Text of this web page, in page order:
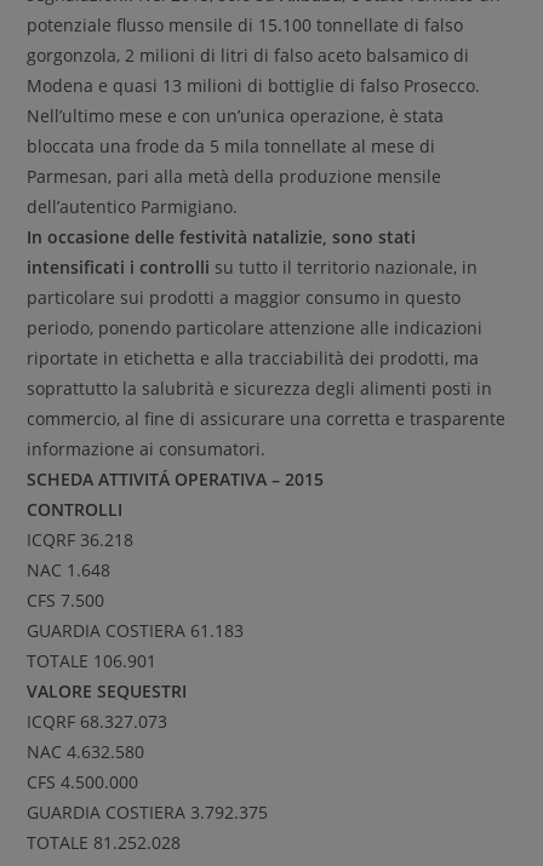
potenziale flusso mensile di 15.100 tonnellate di falso
gorgonzola, 2 milioni di litri di falso aceto balsamico di
Modena e quasi 13 milioni di bottiglie di falso Prosecco.
Nell’ultimo mese e con un’unica operazione, è stata
bloccata una frode da 5 mila tonnellate al mese di
Parmesan, pari alla metà della produzione mensile
dell’autentico Parmigiano.
In occasione delle festività natalizie, sono stati
intensificati i controlli su tutto il territorio nazionale, in
particolare sui prodotti a maggior consumo in questo
periodo, ponendo particolare attenzione alle indicazioni
riportate in etichetta e alla tracciabilità dei prodotti, ma
soprattutto la salubrità e sicurezza degli alimenti posti in
commercio, al fine di assicurare una corretta e trasparente
informazione ai consumatori.
SCHEDA ATTIVITÁ OPERATIVA – 2015
CONTROLLI
ICQRF 36.218
NAC 1.648
CFS 7.500
GUARDIA COSTIERA 61.183
TOTALE 106.901
VALORE SEQUESTRI
ICQRF 68.327.073
NAC 4.632.580
CFS 4.500.000
GUARDIA COSTIERA 3.792.375
TOTALE 81.252.028